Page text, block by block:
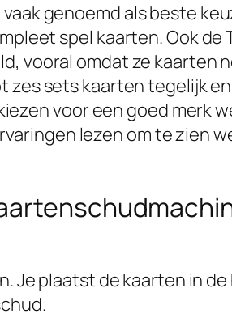
genoemd als beste
spel kaarten. Ook de
vooral omdat ze kaarten
sets kaarten tegelijk
voor een goed merk
lezen om te zien
plaatst de kaarten in